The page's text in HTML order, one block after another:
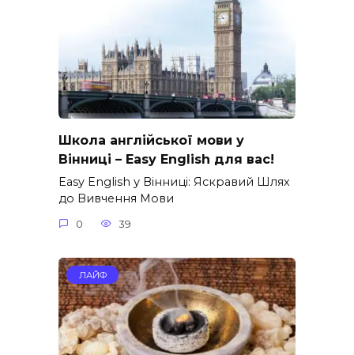
Школа англійської мови у
Вінниці – Easy English для вас!
Easy English у Вінниці: Яскравий Шлях
до Вивчення Мови
0 39
ЛАЙФ